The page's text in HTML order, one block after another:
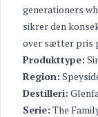
generationers
sikrer den
over sætter pris
Produkttype:
Region:
Destilleri:
Serie: The